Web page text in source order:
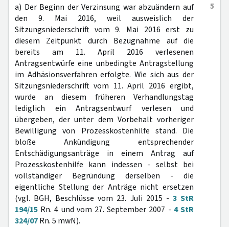
5
a) Der Beginn der Verzinsung war abzuändern auf
den 9. Mai 2016, weil ausweislich der
Sitzungsniederschrift vom 9. Mai 2016 erst zu
diesem Zeitpunkt durch Bezugnahme auf die
bereits am 11. April 2016 verlesenen
Antragsentwürfe eine unbedingte Antragstellung
im Adhäsionsverfahren erfolgte. Wie sich aus der
Sitzungsniederschrift vom 11. April 2016 ergibt,
wurde an diesem früheren Verhandlungstag
lediglich ein Antragsentwurf verlesen und
übergeben, der unter dem Vorbehalt vorheriger
Bewilligung von Prozesskostenhilfe stand. Die
bloße Ankündigung entsprechender
Entschädigungsanträge in einem Antrag auf
Prozesskostenhilfe kann indessen - selbst bei
vollständiger Begründung derselben - die
eigentliche Stellung der Anträge nicht ersetzen
(vgl. BGH, Beschlüsse vom 23. Juli 2015 - 3 StR
194/15 Rn. 4 und vom 27. September 2007 - 4 StR
324/07Rn. 5 mwN).